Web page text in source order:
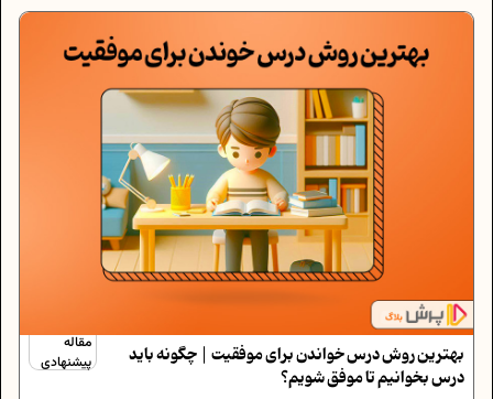
مقاله
پیشنهادی
بهترین روش درس خواندن برای موفقیت | چگونه باید
درس بخوانیم تا موفق شویم؟